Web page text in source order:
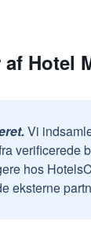
Hotel
Vi
verificerede
hos
eksterne